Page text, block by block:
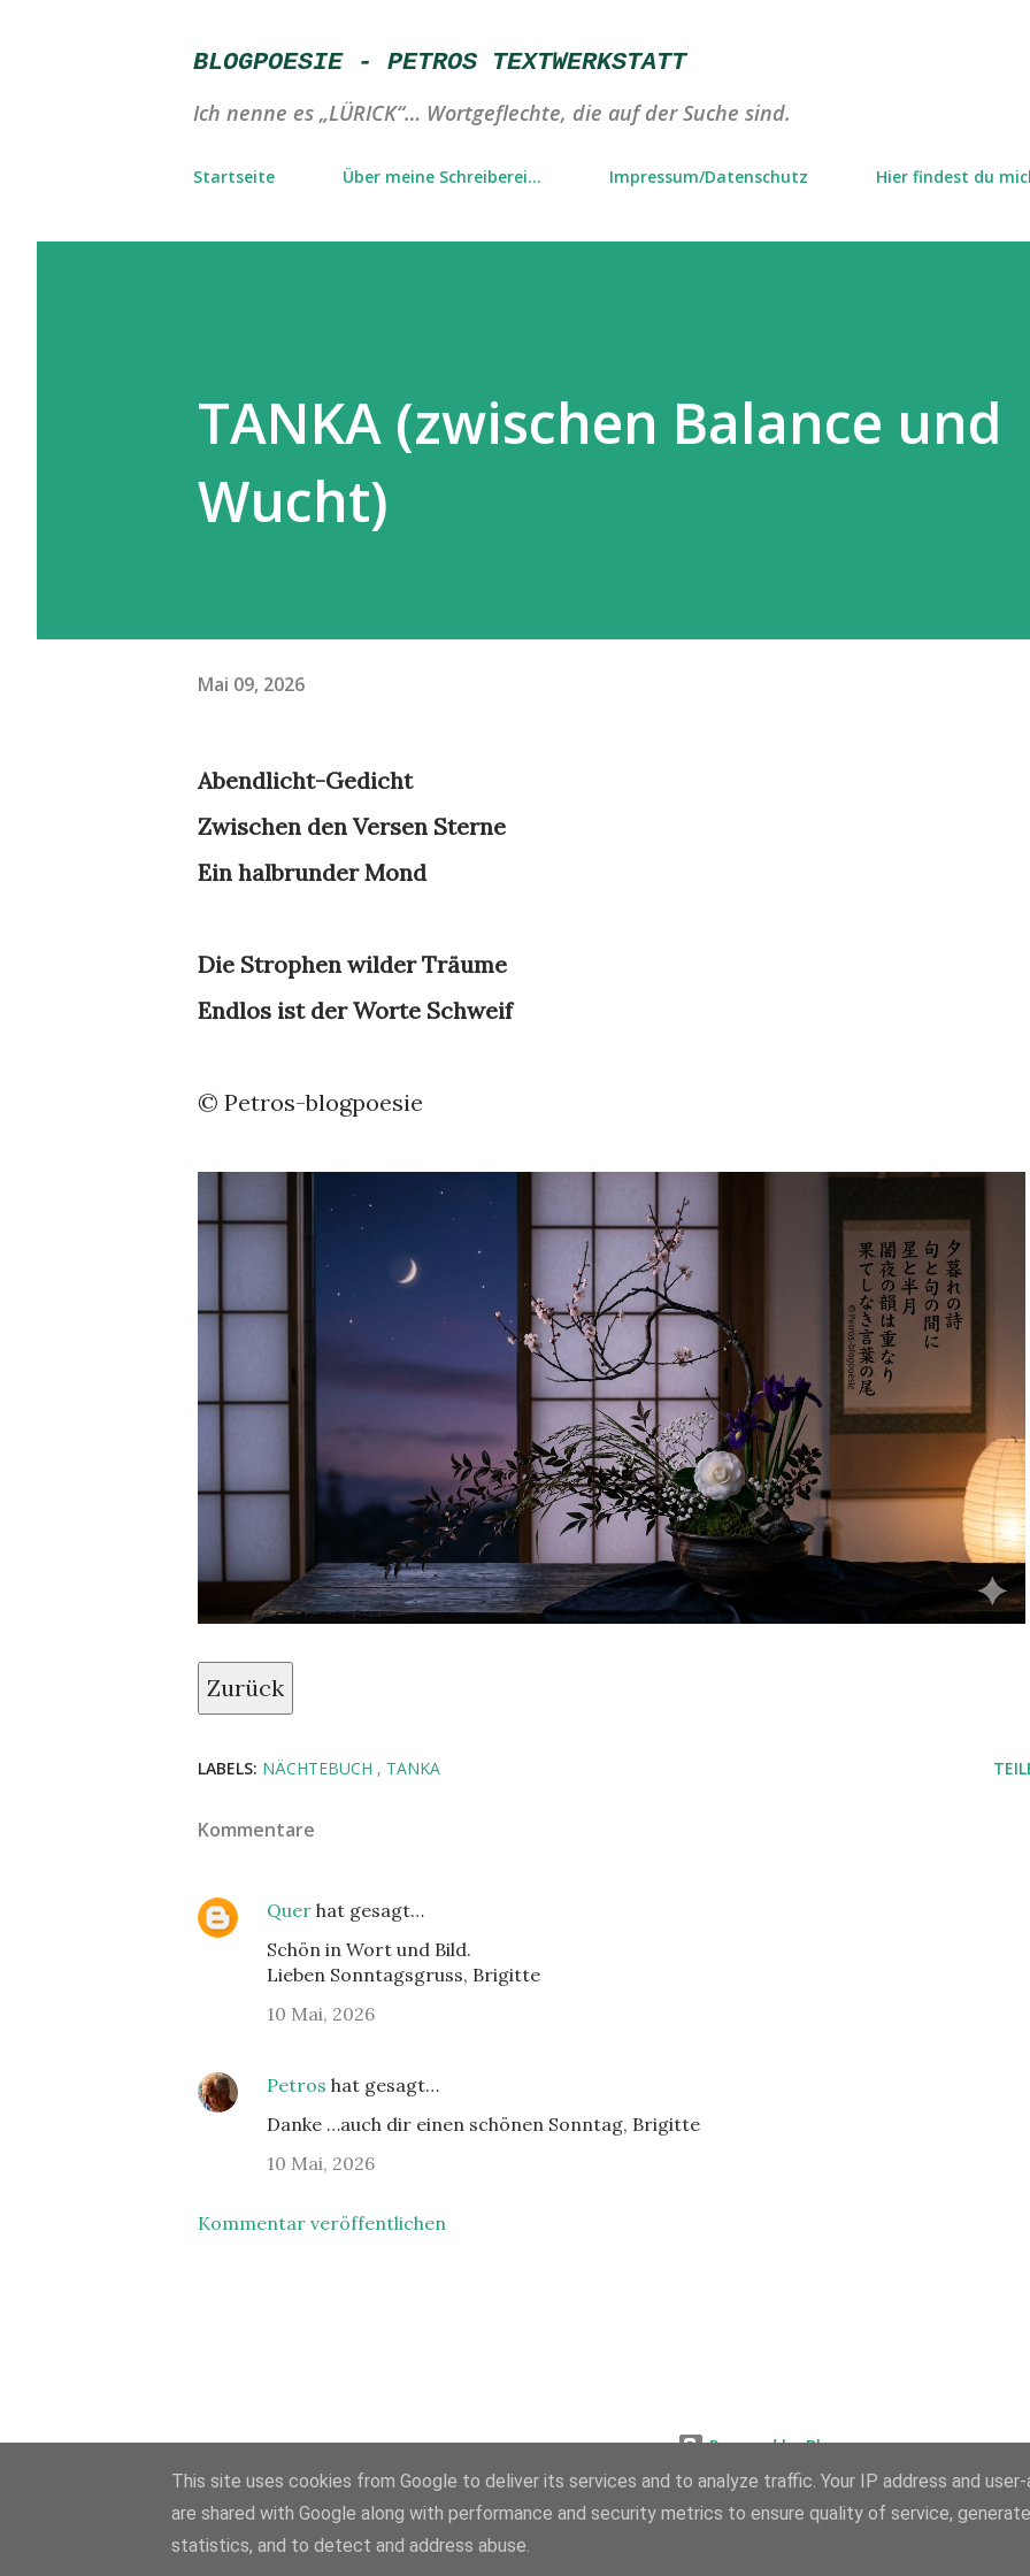
BLOGPOESIE - PETROS TEXTWERKSTATT
Ich nenne es „LÜRICK“… Wortgeflechte, die auf der Suche sind.
Startseite Über meine Schreiberei... Impressum/Datenschutz Hier findest du
TANKA (zwischen Balance und
Wucht)
Mai 09, 2026
Abendlicht-Gedicht
Zwischen den Versen Sterne
Ein halbrunder Mond
Die Strophen wilder Träume
Endlos ist der Worte Schweif
© Petros-blogpoesie
Zurück
LABELS: NÄCHTEBUCH TANKA
Kommentare
Quer hat gesagt…
Schön in Wort und Bild.
Lieben Sonntagsgruss, Brigitte
10 Mai, 2026
Petros hat gesagt…
Danke …auch dir einen schönen Sonntag, Brigitte
10 Mai, 2026
Kommentar veröffentlichen
Powered by Blogger
Designbilder vonmerrymoonmary
This site uses cookies from Google to deliver its services and to analyze traffic. Your IP address and
are shared with Google along with performance and security metrics to ensure quality of service,
statistics, and to detect and address abuse.